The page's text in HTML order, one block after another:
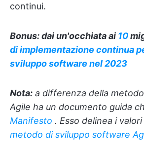
continui.
Bonus: dai un'occhiata ai 10
di implementazione continua
sviluppo software nel 2023
Nota: a differenza della
Agile ha un documento guida
Manifesto . Esso delinea i
metodo di sviluppo software